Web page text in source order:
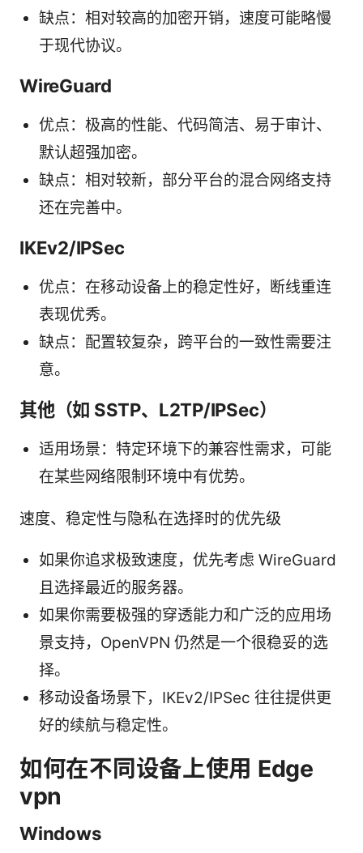
缺点：相对较高的加密开销，速度可能略慢
于现代协议。
WireGuard
优点：极高的性能、代码简洁、易于审计、
默认超强加密。
缺点：相对较新，部分平台的混合网络支持
还在完善中。
IKEv2/IPSec
优点：在移动设备上的稳定性好，断线重连
表现优秀。
缺点：配置较复杂，跨平台的一致性需要注
意。
其他（如 SSTP、L2TP/IPSec）
适用场景：特定环境下的兼容性需求，可能
在某些网络限制环境中有优势。
速度、稳定性与隐私在选择时的优先级
如果你追求极致速度，优先考虑 WireGuard
且选择最近的服务器。
如果你需要极强的穿透能力和广泛的应用场
景支持，OpenVPN 仍然是一个很稳妥的选
择。
移动设备场景下，IKEv2/IPSec 往往提供更
好的续航与稳定性。
如何在不同设备上使用 Edge
vpn
Windows